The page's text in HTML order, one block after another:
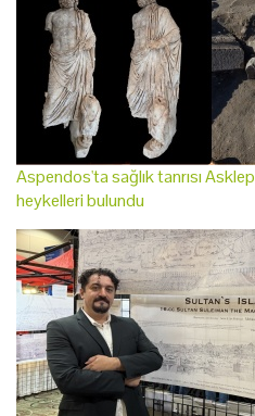
Aspendos'ta sağlık tanrısı
heykelleri bulundu